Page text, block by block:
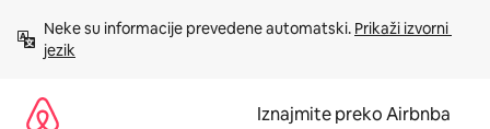
sadržaj
Neke su informacije prevedene automatski. Prikaži izvorni
jezik
Iznajmite preko Airbnba